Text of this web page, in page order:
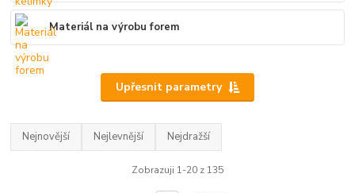
Materiál na výrobu forem
Upřesnit parametry
Nejnovější Nejlevnější Nejdražší
Zobrazuji 1-20 z 135